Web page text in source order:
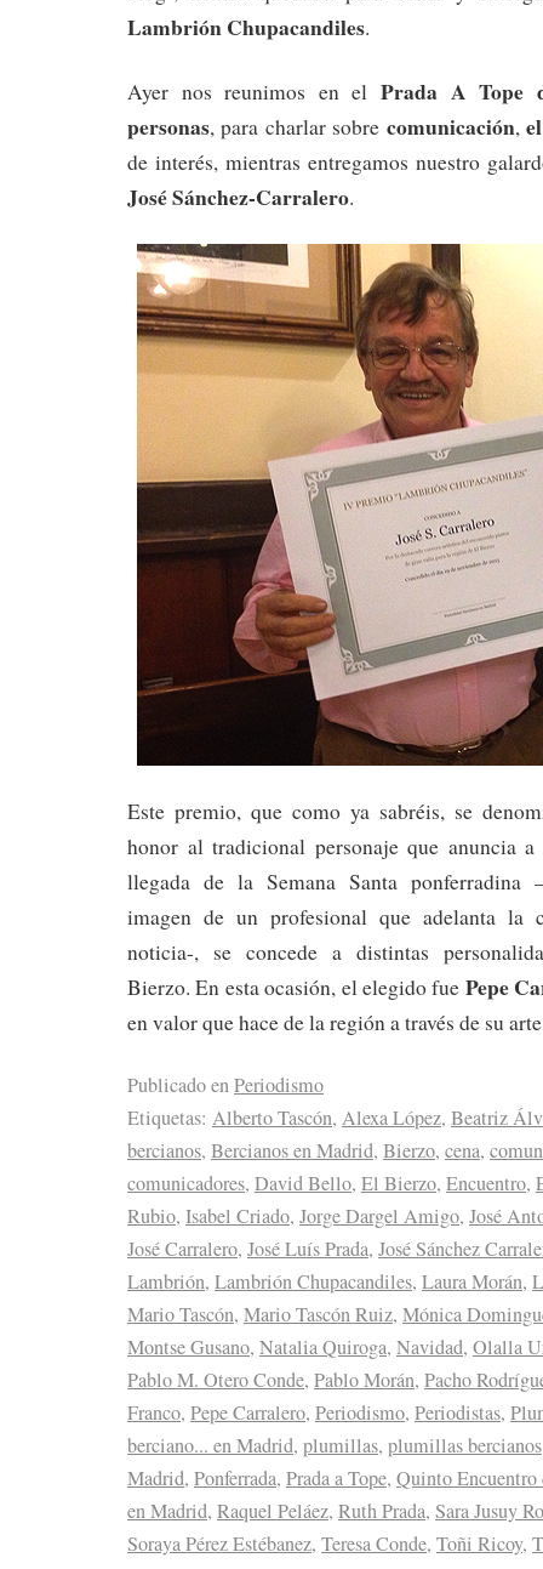
Lambrión Chupacandiles.
Ayer nos reunimos en el Prada A Tope
personas, para charlar sobre comunicación,
de interés, mientras entregamos nuestro
José Sánchez-Carralero.
Este premio, que como ya sabréis, se
honor al tradicional personaje que anuncia
llegada de la Semana Santa ponferradina
imagen de un profesional que adelanta la
noticia-, se concede a distintas
Bierzo. En esta ocasión, el elegido fue Pepe
en valor que hace de la región a través de su
Publicado enPeriodismo
Etiquetas: Alberto Tascón, Alexa López, Beatriz
bercianos, Bercianos en Madrid, Bierzo, cena,
comunicadores, David Bello, El Bierzo, Encuentro,
Rubio, Isabel Criado, Jorge Dargel Amigo, José
José Carralero, José Luís Prada, José Sánchez
Lambrión, Lambrión Chupacandiles, Laura Morán,
Mario Tascón, Mario Tascón Ruiz, Mónica
Montse Gusano, Natalia Quiroga, Navidad, Olalla
Pablo M. Otero Conde, Pablo Morán, Pacho
Franco, Pepe Carralero, Periodismo, Periodistas,
berciano... en Madrid, plumillas, plumillas bercianos
Madrid, Ponferrada, Prada a Tope, Quinto Encuentro
en Madrid, Raquel Peláez, Ruth Prada, Sara Jusuy
Soraya Pérez Estébanez, Teresa Conde, Toñi Ricoy,